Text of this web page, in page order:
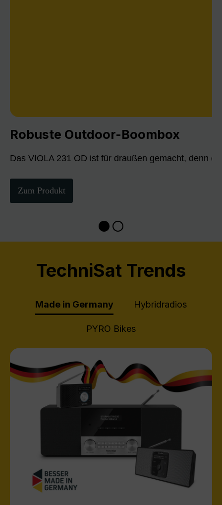
Robuste Outdoor-Boombox
Das VIOLA 231 OD ist für draußen gemacht, denn
Zum Produkt
TechniSat Trends
Made in Germany Hybridradios
PYRO Bikes